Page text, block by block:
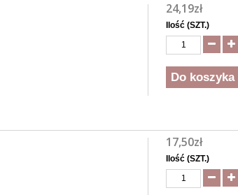
24,19zł
Ilość (SZT.)
Do koszyka
17,50zł
Ilość (SZT.)